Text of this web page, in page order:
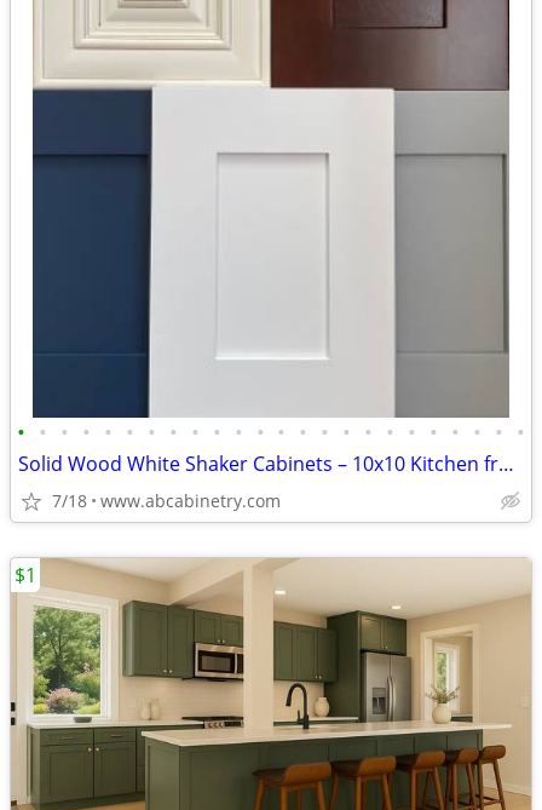
• • • • • • • • • • • • • • • • • • • • • • • •
Solid Wood White Shaker Cabinets – 10x10 Kitchen from $1,950+ (Free De
7/18 www.abcabinetry.com
$1